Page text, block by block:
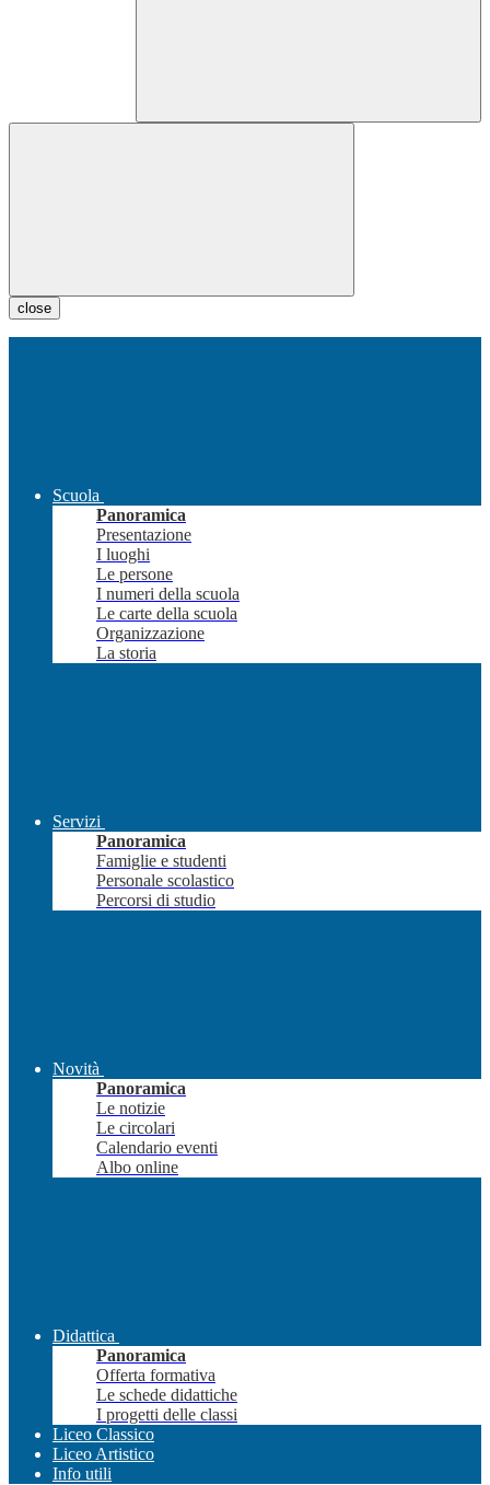
close
Scuola
Panoramica
Presentazione
I luoghi
Le persone
I numeri della scuola
Le carte della scuola
Organizzazione
La storia
Servizi
Panoramica
Famiglie e studenti
Personale scolastico
Percorsi di studio
Novità
Panoramica
Le notizie
Le circolari
Calendario eventi
Albo online
Didattica
Panoramica
Offerta formativa
Le schede didattiche
I progetti delle classi
Liceo Classico
Liceo Artistico
Info utili